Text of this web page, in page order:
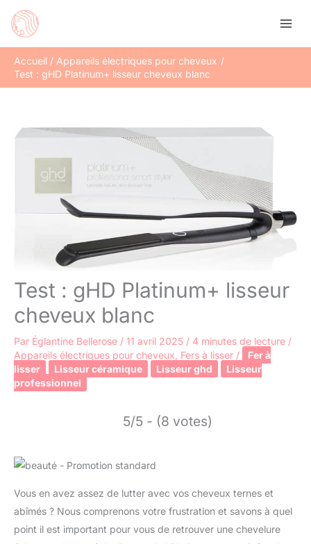
Accueil
Appareils électriques pour cheveux
Test : gHD Platinum+ lisseur cheveux blanc
Test : gHD Platinum+ lisseur
cheveux blanc
Par Églantine Bellerose / 11 avril 2025 / 4 minutes de lecture /
Appareils électriques pour cheveux Fers à lisser /
Fer à
lisser
Lisseur céramique Lisseur ghd
Lisseur
professionnel
5/5 - (8 votes)
Vous en avez assez de lutter avec vos cheveux ternes et
abîmés ? Nous comprenons votre frustration et savons à quel
point il est important pour vous de retrouver une chevelure
Rechercher